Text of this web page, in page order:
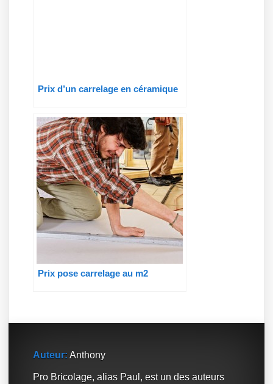
Prix d’un carrelage en céramique
Prix pose carrelage au m2
Auteur: Anthony
Pro Bricolage, alias Paul, est un des auteurs